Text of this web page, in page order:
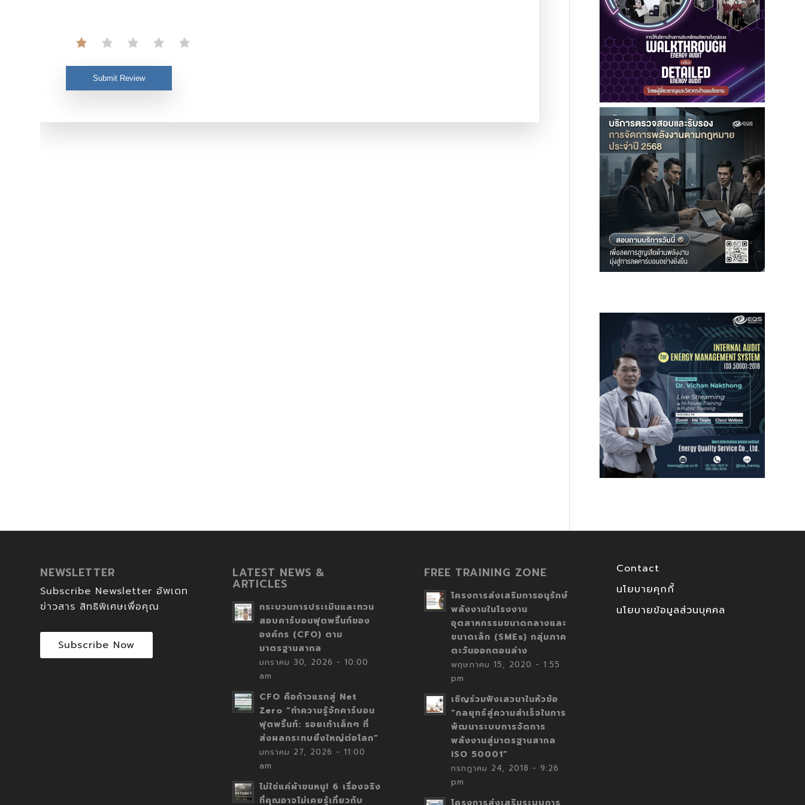
Submit Review
NEWSLETTER
Subscribe Newsletter อัพเดท
ข่าวสาร สิทธิพิเศษเพื่อคุณ
Subscribe Now
LATEST NEWS &
ARTICLES
กระบวนการประเมินและทวน
สอบคาร์บอนฟุตพริ้นท์ของ
องค์กร (CFO) ตาม
มาตรฐานสากล
มกราคม 30, 2026 - 10:00
am
CFO คือก้าวแรกสู่ Net
Zero “ทำความรู้จักคาร์บอน
ฟุตพริ้นท์: รอยเท้าเล็กๆ ที่
ส่งผลกระทบยิ่งใหญ่ต่อโลก”
มกราคม 27, 2026 - 11:00
am
ไม่ใช่แค่ผ้าขนหนู! 6 เรื่องจริง
ที่คุณอาจไม่เคยรู้เกี่ยวกับ
FREE TRAINING ZONE
โครงการส่งเสริมการอนุรักษ์
พลังงานในโรงงาน
อุตสาหกรรมขนาดกลางและ
ขนาดเล็ก (SMEs) กลุ่มภาค
ตะวันออกตอนล่าง
พฤษภาคม 15, 2020 - 1:55
pm
เชิญร่วมฟังเสวนาในหัวข้อ
“กลยุทธ์สู่ความสำเร็จในการ
พัฒนาระบบการจัดการ
พลังงานสู่มาตรฐานสากล
ISO 50001”
กรกฎาคม 24, 2018 - 9:26
pm
Contact
นโยบายคุกกี้
นโยบายข้อมูลส่วนบุคคล